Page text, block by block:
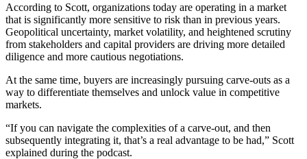
According to Scott, organizations today are operating in a market
that is significantly more sensitive to risk than in previous years.
Geopolitical uncertainty, market volatility, and heightened scrutiny
from stakeholders and capital providers are driving more detailed
diligence and more cautious negotiations.
At the same time, buyers are increasingly pursuing carve-outs as a
way to differentiate themselves and unlock value in competitive
markets.
“If you can navigate the complexities of a carve-out, and then
subsequently integrating it, that’s a real advantage to be had,” Scott
explained during the podcast.